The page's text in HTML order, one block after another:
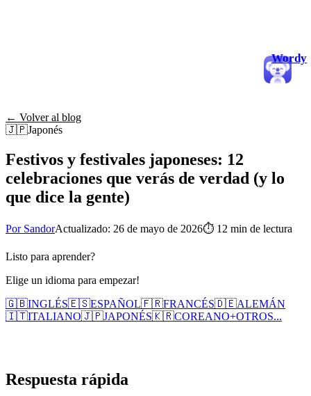
Wordy
← Volver al blog
🇯🇵Japonés
Festivos y festivales japoneses: 12
celebraciones que verás de verdad (y lo
que dice la gente)
Por SandorActualizado: 26 de mayo de 2026⏱ 12 min de lectura
Listo para aprender?
Elige un idioma para empezar!
🇬🇧INGLÉS🇪🇸ESPAÑOL🇫🇷FRANCÉS🇩🇪ALEMÁN
🇮🇹ITALIANO🇯🇵JAPONÉS🇰🇷COREANO+OTROS...
Respuesta rápida